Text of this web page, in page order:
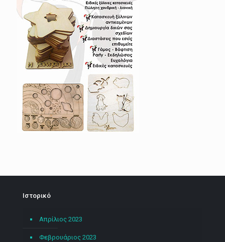
Ιστορικό
Απρίλιος 2023
Φεβρουάριος 2023